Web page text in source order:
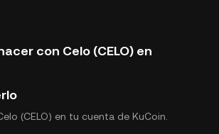
con Celo (CELO) en
(CELO) en tu cuenta de KuCoin.